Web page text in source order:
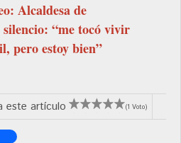
Alcaldesa de
“me tocó vivir
pero estoy bien”
este artículo (1 Voto)